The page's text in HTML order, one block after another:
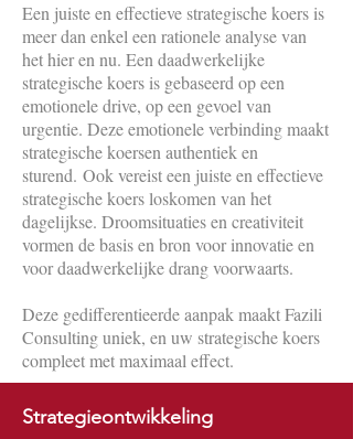
Een juiste en effectieve strategische koers is
meer dan enkel een rationele analyse van
het hier en nu. Een daadwerkelijke
strategische koers is gebaseerd op een
emotionele drive, op een gevoel van
urgentie. Deze emotionele verbinding maakt
strategische koersen authentiek en
sturend. Ook vereist een juiste en effectieve
strategische koers loskomen van het
dagelijkse. Droomsituaties en creativiteit
vormen de basis en bron voor innovatie en
voor daadwerkelijke drang voorwaarts.
Deze gedifferentieerde aanpak maakt Fazili
Consulting uniek, en uw strategische koers
compleet met maximaal effect.
Strategieontwikkeling